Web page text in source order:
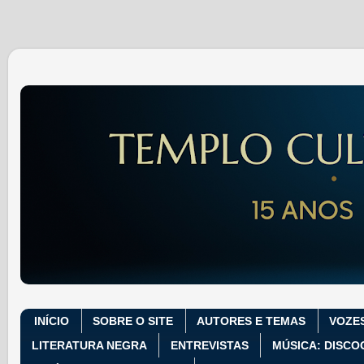
INÍCIO SOBRE O SITE AUTORES E TEMAS
LITERATURA NEGRA
ENTREVISTAS
MÚSICA: